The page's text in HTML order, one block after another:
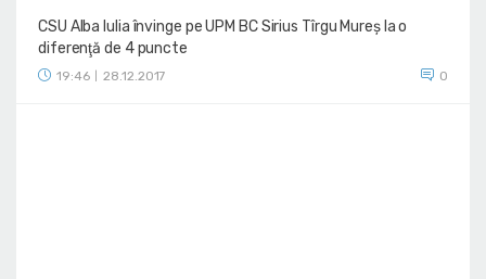
CSU Alba Iulia învinge pe UPM BC Sirius Tîrgu Mureș la o
diferenţă de 4 puncte
19:46 28.12.2017 0